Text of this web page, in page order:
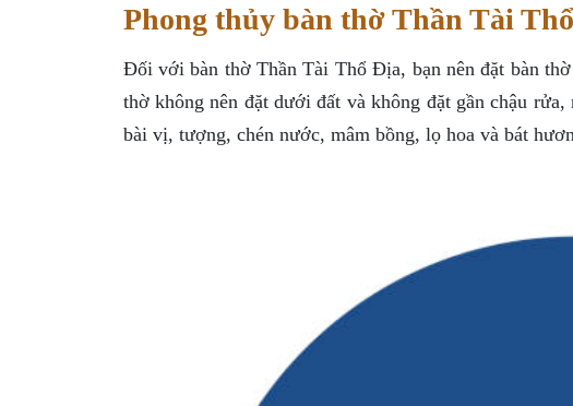
Phong thủy bàn thờ Thần Tài
Đối với bàn thờ Thần Tài Thổ Địa, bạn nên đặt bàn
thờ không nên đặt dưới đất và không đặt gần chậu
bài vị, tượng, chén nước, mâm bồng, lọ hoa và bát